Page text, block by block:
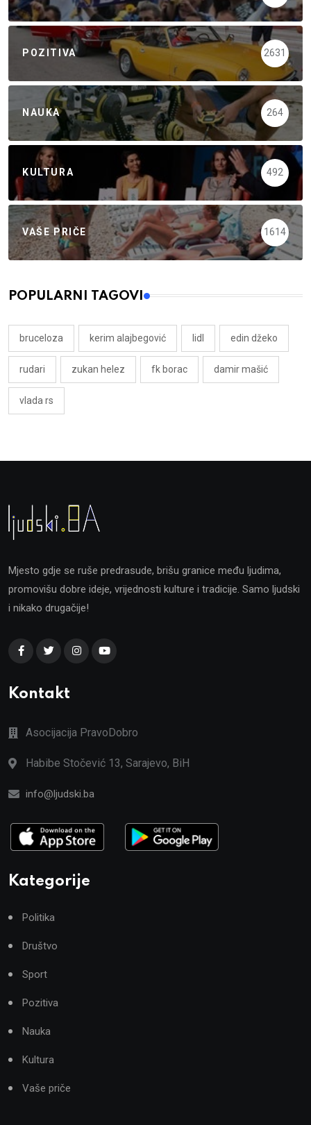
POZITIVA 2631
NAUKA 264
KULTURA 492
VAŠE PRIČE 1614
POPULARNI TAGOVI
bruceloza kerim alajbegović lidl edin džeko
rudari zukan helez fk borac damir mašić
vlada rs
Mjesto gdje se ruše predrasude, brišu granice među ljudima,
promovišu dobre ideje, vrijednosti kulture i tradicije. Samo ljudski
i nikako drugačije!
Kontakt
Asocijacija PravoDobro
Habibe Stočević 13, Sarajevo, BiH
info@ljudski.ba
Kategorije
Politika
Društvo
Sport
Pozitiva
Nauka
Kultura
Vaše priče